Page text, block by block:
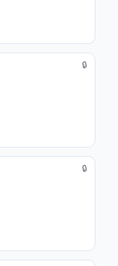
🔒
🔒